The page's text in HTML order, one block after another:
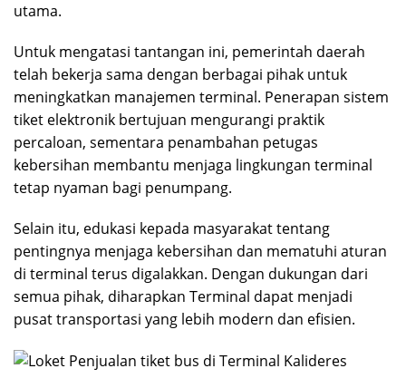
utama.
Untuk mengatasi tantangan ini, pemerintah daerah
telah bekerja sama dengan berbagai pihak untuk
meningkatkan manajemen terminal. Penerapan sistem
tiket elektronik bertujuan mengurangi praktik
percaloan, sementara penambahan petugas
kebersihan membantu menjaga lingkungan terminal
tetap nyaman bagi penumpang.
Selain itu, edukasi kepada masyarakat tentang
pentingnya menjaga kebersihan dan mematuhi aturan
di terminal terus digalakkan. Dengan dukungan dari
semua pihak, diharapkan Terminal dapat menjadi
pusat transportasi yang lebih modern dan efisien.